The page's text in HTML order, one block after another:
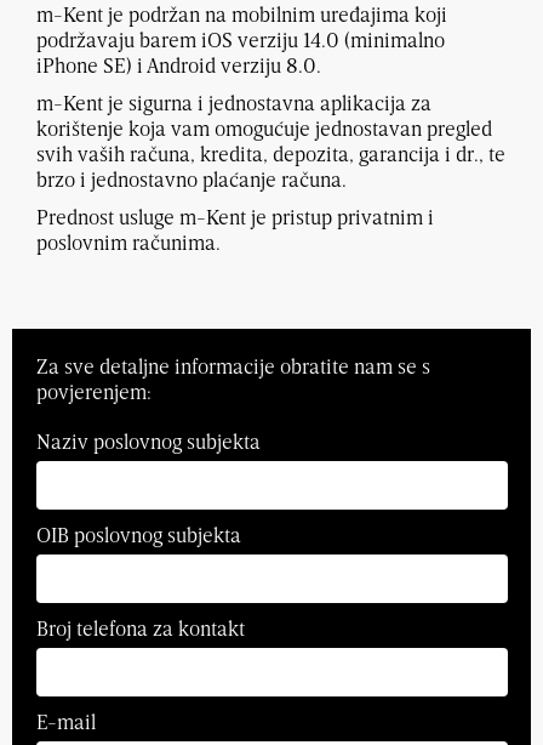
m-Kent je podržan na mobilnim uređajima koji
podržavaju barem iOS verziju 14.0 (minimalno
iPhone SE) i Android verziju 8.0.
m-Kent je sigurna i jednostavna aplikacija za
korištenje koja vam omogućuje jednostavan pregled
svih vaših računa, kredita, depozita, garancija i dr., te
brzo i jednostavno plaćanje računa.
Prednost usluge m-Kent je pristup privatnim i
poslovnim računima.
Za sve detaljne informacije obratite nam se s
povjerenjem:
Naziv poslovnog subjekta
OIB poslovnog subjekta
Broj telefona za kontakt
E-mail